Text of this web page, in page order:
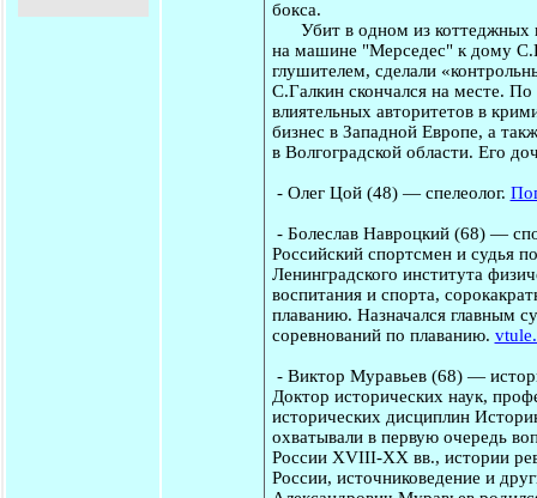
бокса.
Убит в одном из коттеджных
на машине "Мерседес" к дому
глушителем, сделали
С.Галкин скончался на месте.
влиятельных авторитетов в
бизнес в Западной Европе, а
в Волгоградской области. Его
- Олег Цой (48) — спелеолог.
- Болеслав Навроцкий(68) —
Российский спортсмен и судья
Ленинградского института
воспитания и спорта,
плаванию. Назначался главным
соревнований по плаванию.
- Виктор Муравьев(68) —
Доктор исторических наук,
исторических дисциплин
охватывали в первую очередь
России XVIII-XX вв., истории
России, источниковедение и